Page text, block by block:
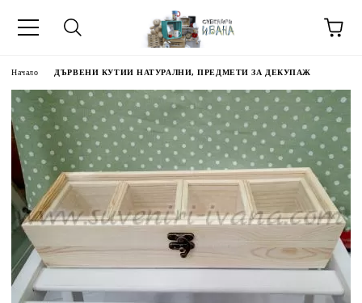
ЗА
Начало ДЪРВЕНИ КУТИИ НАТУРАЛНИ, ПРЕДМЕТИ ЗА ДЕКУПАЖ